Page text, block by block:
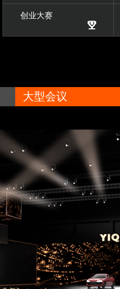
创业大赛
大型会议